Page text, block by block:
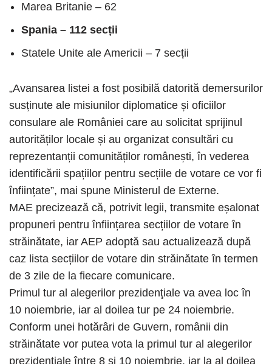
Marea Britanie – 62
Spania – 112 secții
Statele Unite ale Americii – 7 secții
„Avansarea listei a fost posibilă datorită demersurilor
susținute ale misiunilor diplomatice și oficiilor
consulare ale României care au solicitat sprijinul
autorităților locale și au organizat consultări cu
reprezentanții comunităților românești, în vederea
identificării spațiilor pentru secțiile de votare ce vor fi
înființate”, mai spune Ministerul de Externe.
MAE precizează că, potrivit legii, transmite eșalonat
propuneri pentru înființarea secțiilor de votare în
străinătate, iar AEP adoptă sau actualizează după
caz lista secțiilor de votare din străinătate în termen
de 3 zile de la fiecare comunicare.
Primul tur al alegerilor prezidenţiale va avea loc în
10 noiembrie, iar al doilea tur pe 24 noiembrie.
Conform unei hotărâri de Guvern, românii din
străinătate vor putea vota la primul tur al alegerilor
prezidenţiale între 8 şi 10 noiembrie, iar la al doilea